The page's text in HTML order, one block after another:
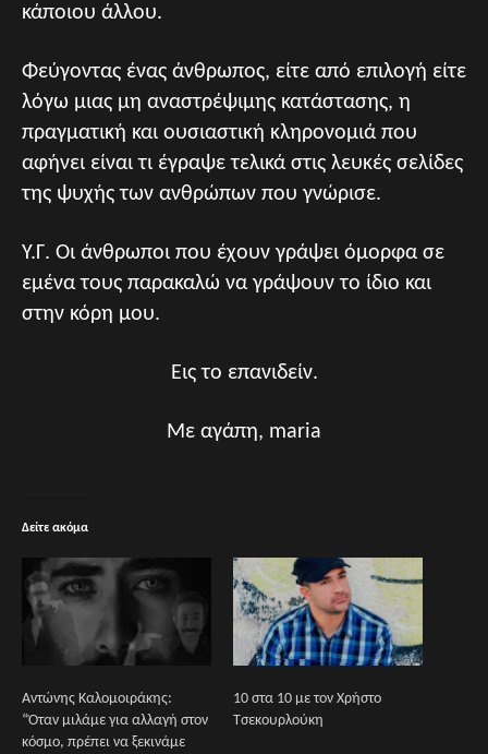
κάποιου άλλου.
Φεύγοντας ένας άνθρωπος, είτε από επιλογή είτε
λόγω μιας μη αναστρέψιμης κατάστασης, η
πραγματική και ουσιαστική κληρονομιά που
αφήνει είναι τι έγραψε τελικά στις λευκές σελίδες
της ψυχής των ανθρώπων που γνώρισε.
Υ.Γ. Οι άνθρωποι που έχουν γράψει όμορφα σε
εμένα τους παρακαλώ να γράψουν το ίδιο και
στην κόρη μου.
Εις το επανιδείν.
Με αγάπη, maria
Δείτε ακόμα
Αντώνης Καλομοιράκης:
“Όταν μιλάμε για αλλαγή στον
κόσμο, πρέπει να ξεκινάμε
10 στα 10 με τον Χρήστο
Τσεκουρλούκη